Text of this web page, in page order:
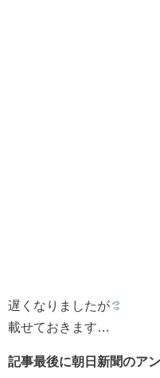
遅くなりましたが
載せておきます…
記事最後に朝日新聞のア